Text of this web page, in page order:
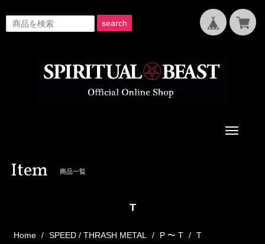
search
Toggle
Item 商品一覧
T
Home SPEED / THRASH METAL P 〜 T T